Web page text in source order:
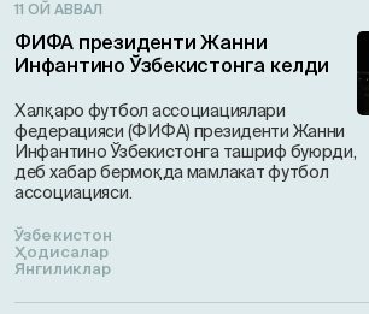
11 ОЙ АВВАЛ
ФИФА президенти Жанни
Инфантино Ўзбекистонга келди
Халқаро футбол ассоциациялари
федерацияси (ФИФА) президенти Жанни
Инфантино Ўзбекистонга ташриф буюрди,
деб хабар бермоқда мамлакат футбол
ассоциацияси.
Ўзбекистон
Ҳодисалар
Янгиликлар